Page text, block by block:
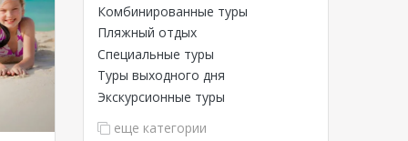
Комбинированные туры
Пляжный отдых
Специальные туры
Туры выходного дня
Экскурсионные туры
еще категории